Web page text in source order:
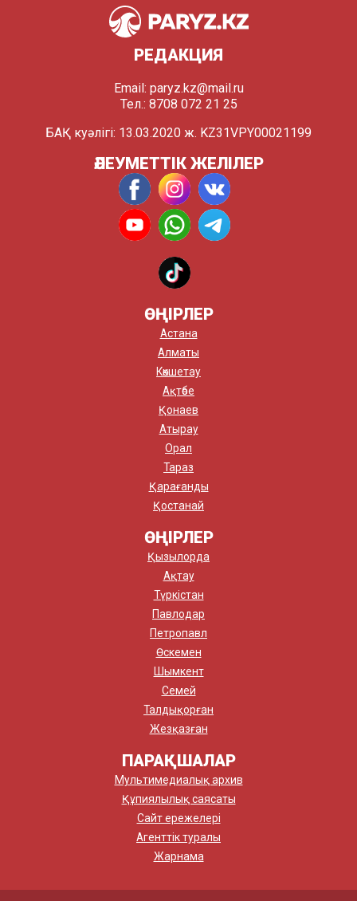
РЕДАКЦИЯ
Email: paryz.kz@mail.ru
Тел.: 8708 072 21 25
БАҚ куәлігі: 13.03.2020 ж. KZ31VPY00021199
ӘЛЕУМЕТТІК ЖЕЛІЛЕР
ӨҢІРЛЕР
Астана
Алматы
Көкшетау
Ақтөбе
Қонаев
Атырау
Орал
Тараз
Қарағанды
Қостанай
ӨҢІРЛЕР
Қызылорда
Ақтау
Түркістан
Павлодар
Петропавл
Өскемен
Шымкент
Семей
Талдықорған
Жезқазған
ПАРАҚШАЛАР
Мультимедиалық архив
Құпиялылық саясаты
Сайт ережелері
Агенттік туралы
Жарнама